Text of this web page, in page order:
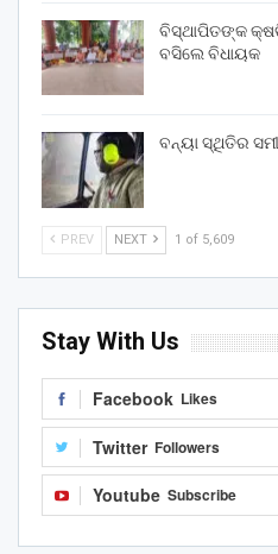
ବିସ୍ଥାପିତଙ୍କ
ବସିଲେ ବିଧାୟକ
ବନ୍ୟା ସ୍ଥିତିର
PREV NEXT 1 of 5,609
Stay With Us
Facebook Likes
Twitter Followers
Youtube Subscribe